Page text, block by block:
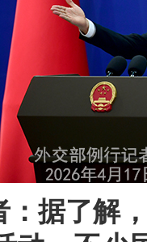
：据了解